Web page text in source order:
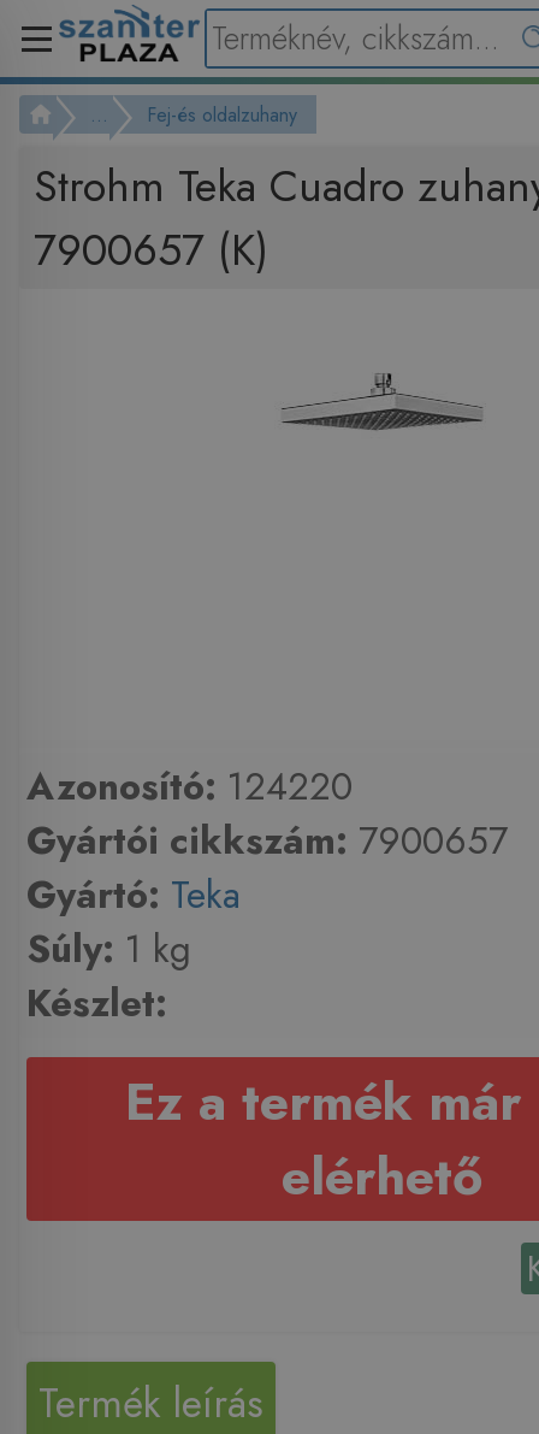
... Fej-és oldalzuhany
Strohm Teka Cuadro
7900657 (K)
Azonosító: 124220
Gyártói cikkszám: 7900657
Gyártó: Teka
Súly: 1 kg
Készlet:
Ez a termék már
elérhető
Termék leírás